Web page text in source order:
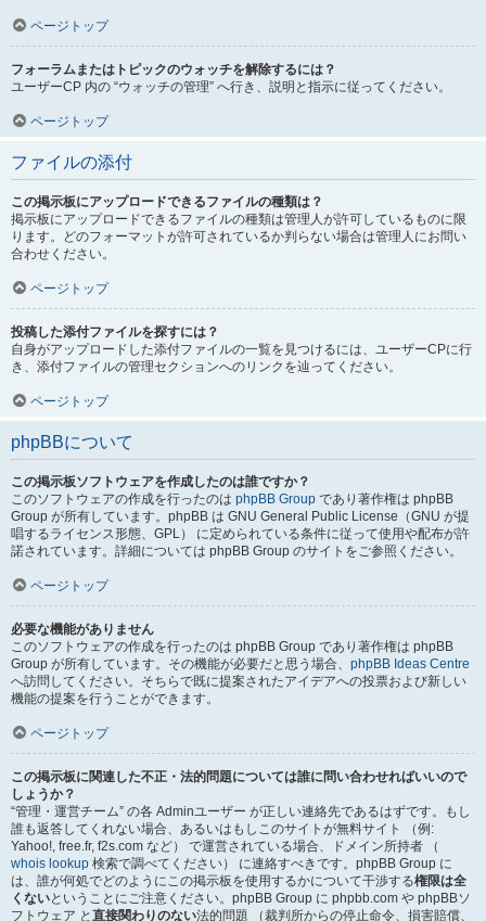
ページトップ
フォーラムまたはトピックのウォッチを解除するには？
ユーザーCP 内の “ウォッチの管理” へ行き、説明と指示に従ってください。
ページトップ
ファイルの添付
この掲示板にアップロードできるファイルの種類は？
掲示板にアップロードできるファイルの種類は管理人が許可しているものに限
ります。どのフォーマットが許可されているか判らない場合は管理人にお問い
合わせください。
ページトップ
投稿した添付ファイルを探すには？
自身がアップロードした添付ファイルの一覧を見つけるには、ユーザーCPに行
き、添付ファイルの管理セクションへのリンクを辿ってください。
ページトップ
phpBBについて
この掲示板ソフトウェアを作成したのは誰ですか？
このソフトウェアの作成を行ったのは phpBB Group であり著作権は phpBB
Group が所有しています。phpBB は GNU General Public License（GNU が提
唱するライセンス形態、GPL） に定められている条件に従って使用や配布が許
諾されています。詳細については phpBB Group のサイトをご参照ください。
ページトップ
必要な機能がありません
このソフトウェアの作成を行ったのは phpBB Group であり著作権は phpBB
Group が所有しています。その機能が必要だと思う場合、 phpBB Ideas Centre
へ訪問してください。そちらで既に提案されたアイデアへの投票および新しい
機能の提案を行うことができます。
ページトップ
この掲示板に関連した不正・法的問題については誰に問い合わせればいいので
しょうか？
“管理・運営チーム” の各 Adminユーザー が正しい連絡先であるはずです。もし
誰も返答してくれない場合、あるいはもしこのサイトが無料サイト （例:
Yahoo!, free.fr, f2s.com など） で運営されている場合、ドメイン所持者 （
whois lookup 検索で調べてください） に連絡すべきです。phpBB Group に
は、誰が何処でどのようにこの掲示板を使用するかについて干渉する権限は全
くないということにご注意ください。phpBB Group に phpbb.com や phpBBソ
フトウェア と 直接関わりのない法的問題 （裁判所からの停止命令、損害賠償、